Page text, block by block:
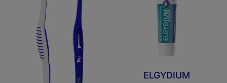
Tandenborstel
mondgel
-
Aften
en
mondletsels
ELGYDIUM